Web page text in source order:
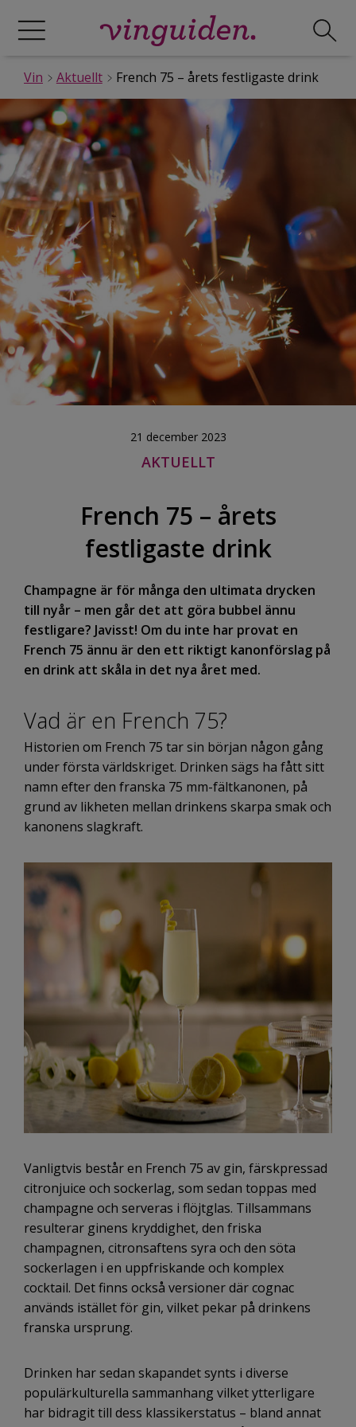
Vin Aktuellt French 75 – årets festligaste drink
21 december 2023
AKTUELLT
French 75 – årets
festligaste drink
Champagne är för många den ultimata drycken
till nyår – men går det att göra bubbel ännu
festligare? Javisst! Om du inte har provat en
French 75 ännu är den ett riktigt kanonförslag på
en drink att skåla in det nya året med.
Vad är en French 75?
Historien om French 75 tar sin början någon gång
under första världskriget. Drinken sägs ha fått sitt
namn efter den franska 75 mm-fältkanonen, på
grund av likheten mellan drinkens skarpa smak och
kanonens slagkraft.
Vanligtvis består en French 75 av gin, färskpressad
citronjuice och sockerlag, som sedan toppas med
champagne och serveras i flöjtglas. Tillsammans
resulterar ginens kryddighet, den friska
champagnen, citronsaftens syra och den söta
sockerlagen i en uppfriskande och komplex
cocktail. Det finns också versioner där cognac
används istället för gin, vilket pekar på drinkens
franska ursprung.
Drinken har sedan skapandet synts i diverse
populärkulturella sammanhang vilket ytterligare
har bidragit till dess klassikerstatus – bland annat